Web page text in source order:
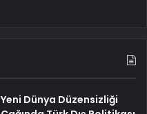
Yeni Dünya Düzensizliği